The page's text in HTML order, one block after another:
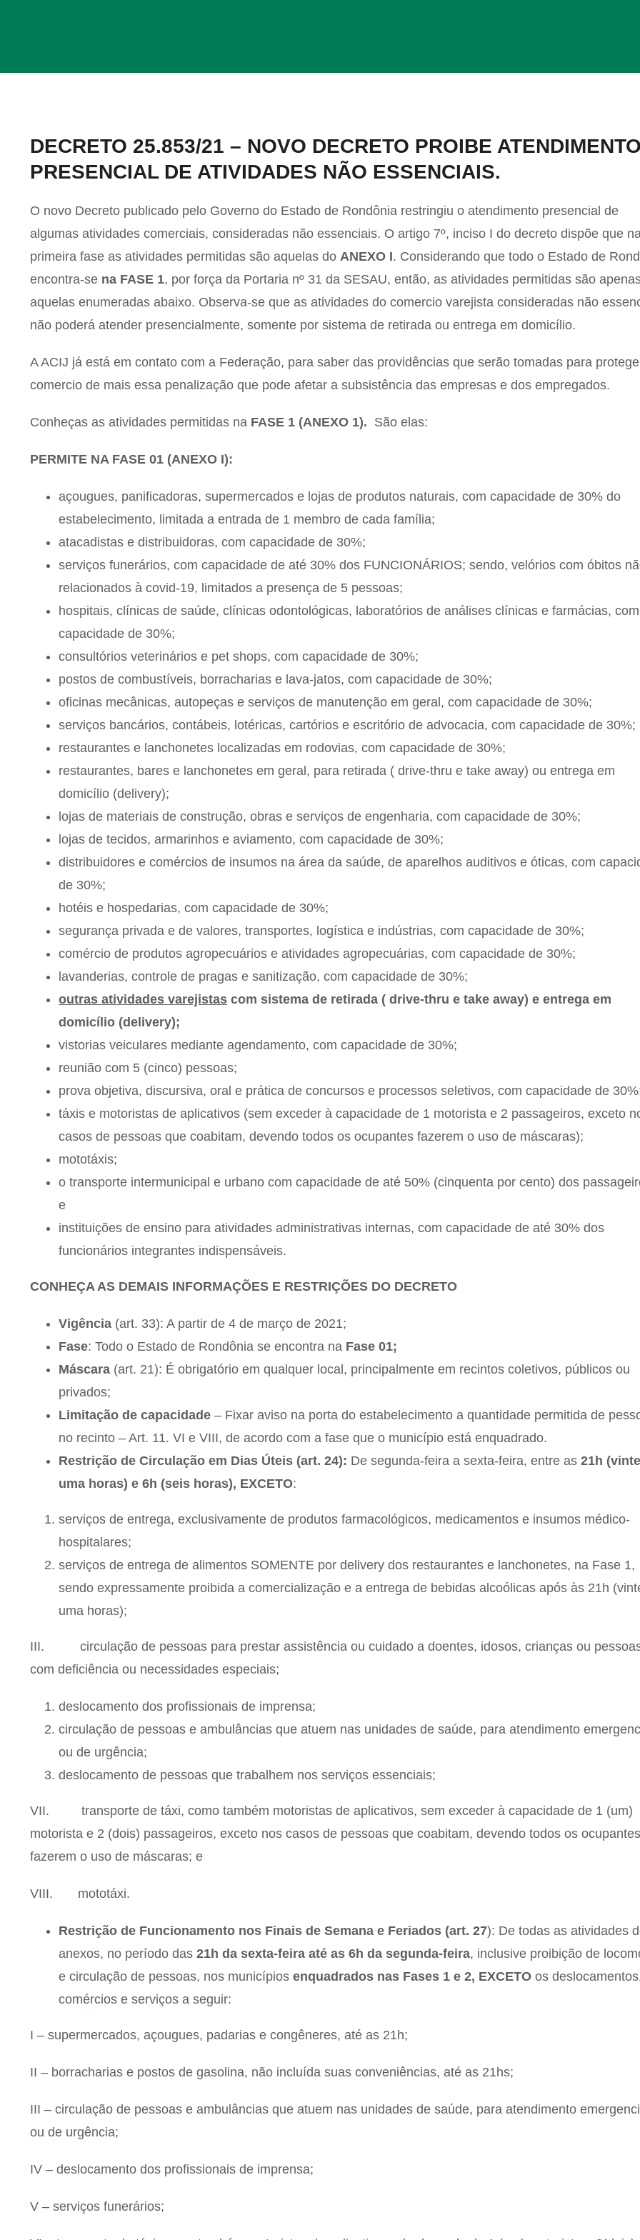
Larger
Image
DECRETO 25.853/21 – NOVO DECRETO PROIBE ATENDIMENTO
PRESENCIAL DE ATIVIDADES NÃO ESSENCIAIS.
O novo Decreto publicado pelo Governo do Estado de Rondônia restringiu o atendimento presencial de
algumas atividades comerciais, consideradas não essenciais. O artigo 7º, inciso I do decreto dispõe que na
primeira fase as atividades permitidas são aquelas do ANEXO I. Considerando que todo o Estado de
encontra-se na FASE 1, por força da Portaria nº 31 da SESAU, então, as atividades permitidas são
aquelas enumeradas abaixo. Observa-se que as atividades do comercio varejista consideradas não
não poderá atender presencialmente, somente por sistema de retirada ou entrega em domicílio.
A ACIJ já está em contato com a Federação, para saber das providências que serão tomadas para
comercio de mais essa penalização que pode afetar a subsistência das empresas e dos empregados.
Conheças as atividades permitidas na FASE 1 (ANEXO 1). São elas:
PERMITE NA FASE 01 (ANEXO I):
açougues, panificadoras, supermercados e lojas de produtos naturais, com capacidade de 30% do
estabelecimento, limitada a entrada de 1 membro de cada família;
atacadistas e distribuidoras, com capacidade de 30%;
serviços funerários, com capacidade de até 30% dos FUNCIONÁRIOS; sendo, velórios com óbitos
relacionados à covid-19, limitados a presença de 5 pessoas;
hospitais, clínicas de saúde, clínicas odontológicas, laboratórios de análises clínicas e farmácias, com
capacidade de 30%;
consultórios veterinários e pet shops, com capacidade de 30%;
postos de combustíveis, borracharias e lava-jatos, com capacidade de 30%;
oficinas mecânicas, autopeças e serviços de manutenção em geral, com capacidade de 30%;
serviços bancários, contábeis, lotéricas, cartórios e escritório de advocacia, com capacidade de 30%;
restaurantes e lanchonetes localizadas em rodovias, com capacidade de 30%;
restaurantes, bares e lanchonetes em geral, para retirada ( drive-thru e take away) ou entrega em
domicílio (delivery);
lojas de materiais de construção, obras e serviços de engenharia, com capacidade de 30%;
lojas de tecidos, armarinhos e aviamento, com capacidade de 30%;
distribuidores e comércios de insumos na área da saúde, de aparelhos auditivos e óticas, com
de 30%;
hotéis e hospedarias, com capacidade de 30%;
segurança privada e de valores, transportes, logística e indústrias, com capacidade de 30%;
comércio de produtos agropecuários e atividades agropecuárias, com capacidade de 30%;
lavanderias, controle de pragas e sanitização, com capacidade de 30%;
outras atividades varejistas com sistema de retirada ( drive-thru e take away) e entrega em
domicílio (delivery);
vistorias veiculares mediante agendamento, com capacidade de 30%;
reunião com 5 (cinco) pessoas;
prova objetiva, discursiva, oral e prática de concursos e processos seletivos, com capacidade de
táxis e motoristas de aplicativos (sem exceder à capacidade de 1 motorista e 2 passageiros, exceto
casos de pessoas que coabitam, devendo todos os ocupantes fazerem o uso de máscaras);
mototáxis;
o transporte intermunicipal e urbano com capacidade de até 50% (cinquenta por cento) dos
e
instituições de ensino para atividades administrativas internas, com capacidade de até 30% dos
funcionários integrantes indispensáveis.
CONHEÇA AS DEMAIS INFORMAÇÕES E RESTRIÇÕES DO DECRETO
Vigência (art. 33): A partir de 4 de março de 2021;
Fase: Todo o Estado de Rondônia se encontra na Fase 01;
Máscara (art. 21): É obrigatório em qualquer local, principalmente em recintos coletivos, públicos ou
privados;
Limitação de capacidade – Fixar aviso na porta do estabelecimento a quantidade permitida de
no recinto – Art. 11. VI e VIII, de acordo com a fase que o município está enquadrado.
Restrição de Circulação em Dias Úteis (art. 24): De segunda-feira a sexta-feira, entre as 21h
uma horas) e 6h (seis horas), EXCETO:
serviços de entrega, exclusivamente de produtos farmacológicos, medicamentos e insumos médico-
hospitalares;
serviços de entrega de alimentos SOMENTE por delivery dos restaurantes e lanchonetes, na Fase 1,
sendo expressamente proibida a comercialização e a entrega de bebidas alcoólicas após às 21h
uma horas);
III. circulação de pessoas para prestar assistência ou cuidado a doentes, idosos, crianças ou
com deficiência ou necessidades especiais;
deslocamento dos profissionais de imprensa;
circulação de pessoas e ambulâncias que atuem nas unidades de saúde, para atendimento
ou de urgência;
deslocamento de pessoas que trabalhem nos serviços essenciais;
VII. transporte de táxi, como também motoristas de aplicativos, sem exceder à capacidade de 1 (um)
motorista e 2 (dois) passageiros, exceto nos casos de pessoas que coabitam, devendo todos os ocupantes
fazerem o uso de máscaras; e
VIII. mototáxi.
Restrição de Funcionamento nos Finais de Semana e Feriados (art. 27): De todas as atividades
anexos, no período das 21h da sexta-feira até as 6h da segunda-feira, inclusive proibição de
e circulação de pessoas, nos municípios enquadrados nas Fases 1 e 2, EXCETO os
comércios e serviços a seguir:
I – supermercados, açougues, padarias e congêneres, até as 21h;
II – borracharias e postos de gasolina, não incluída suas conveniências, até as 21hs;
III – circulação de pessoas e ambulâncias que atuem nas unidades de saúde, para atendimento
ou de urgência;
IV – deslocamento dos profissionais de imprensa;
V – serviços funerários;